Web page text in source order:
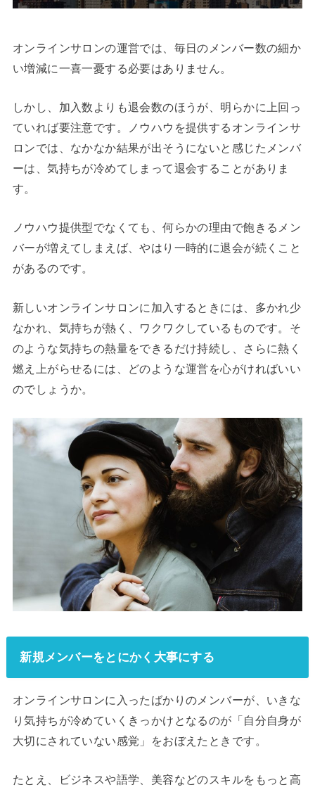
オンラインサロンの運営では、毎日のメンバー数の細か
い増減に一喜一憂する必要はありません。
しかし、加入数よりも退会数のほうが、明らかに上回っ
ていれば要注意です。ノウハウを提供するオンラインサ
ロンでは、なかなか結果が出そうにないと感じたメンバ
ーは、気持ちが冷めてしまって退会することがありま
す。
ノウハウ提供型でなくても、何らかの理由で飽きるメン
バーが増えてしまえば、やはり一時的に退会が続くこと
があるのです。
新しいオンラインサロンに加入するときには、多かれ少
なかれ、気持ちが熱く、ワクワクしているものです。そ
のような気持ちの熱量をできるだけ持続し、さらに熱く
燃え上がらせるには、どのような運営を心がければいい
のでしょうか。
新規メンバーをとにかく大事にする
オンラインサロンに入ったばかりのメンバーが、いきな
り気持ちが冷めていくきっかけとなるのが「自分自身が
大切にされていない感覚」をおぼえたときです。
たとえ、ビジネスや語学、美容などのスキルをもっと高